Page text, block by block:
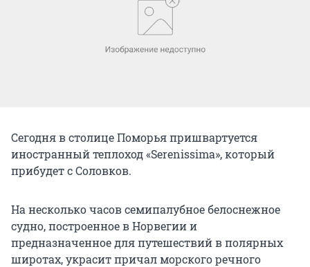
Сегодня в столице Поморья пришвартуется
иностранный теплоход «Serenissima», который
прибудет с Соловков.
На несколько часов семипалубное белоснежное
судно, построенное в Норвегии и
предназначенное для путешествий в полярных
широтах, украсит причал морского речного